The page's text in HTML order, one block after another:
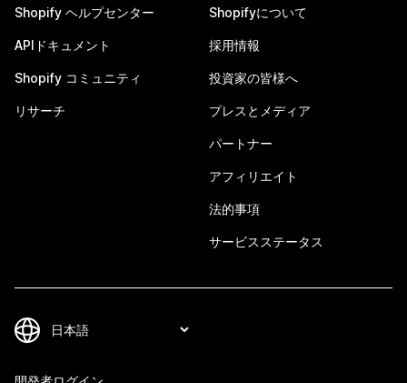
Shopify ヘルプセンター
APIドキュメント
Shopify コミュニティ
リサーチ
Shopifyについて
採用情報
投資家の皆様へ
プレスとメディア
パートナー
アフィリエイト
法的事項
サービスステータス